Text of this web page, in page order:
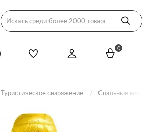
0
Туристическое снаряжение Спальные